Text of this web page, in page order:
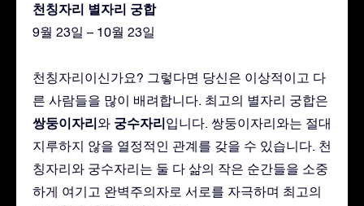
천칭자리 별자리 궁합
9월 23일 – 10월 23일
천칭자리이신가요? 그렇다면 당신은 이상적이고 다
른 사람들을 많이 배려합니다. 최고의 별자리 궁합은
쌍둥이자리와 궁수자리입니다. 쌍둥이자리와는 절대
지루하지 않을 열정적인 관계를 갖을 수 있습니다. 천
칭자리와 궁수자리는 둘 다 삶의 작은 순간들을 소중
하게 여기고 완벽주의자로 서로를 자극하며 최고의